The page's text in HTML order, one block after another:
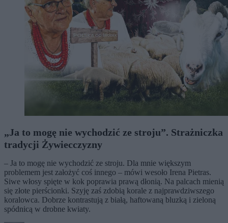
„Ja to mogę nie wychodzić ze stroju”. Strażniczka
tradycji Żywiecczyzny
– Ja to mogę nie wychodzić ze stroju. Dla mnie większym
problemem jest założyć coś innego – mówi wesoło Irena Pietras.
Siwe włosy spięte w kok poprawia prawą dłonią. Na palcach mienią
się złote pierścionki. Szyję zaś zdobią korale z najprawdziwszego
koralowca. Dobrze kontrastują z białą, haftowaną bluzką i zieloną
spódnicą w drobne kwiaty.